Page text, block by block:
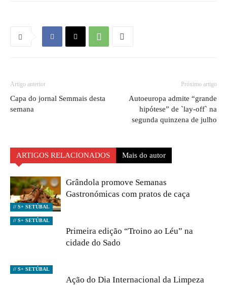
Artigo anterior
Capa do jornal Semmais desta
semana
Próximo artigo
Autoeuropa admite “grande
hipótese” de `lay-off` na
segunda quinzena de julho
ARTIGOS RELACIONADOS Mais do autor
// S+ SETÚBAL
Grândola promove Semanas
Gastronómicas com pratos de caça
// S+ SETÚBAL
Primeira edição “Troino ao Léu” na
cidade do Sado
// S+ SETÚBAL
Ação do Dia Internacional da Limpeza